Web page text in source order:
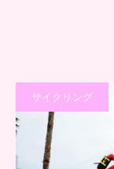
サイクリング